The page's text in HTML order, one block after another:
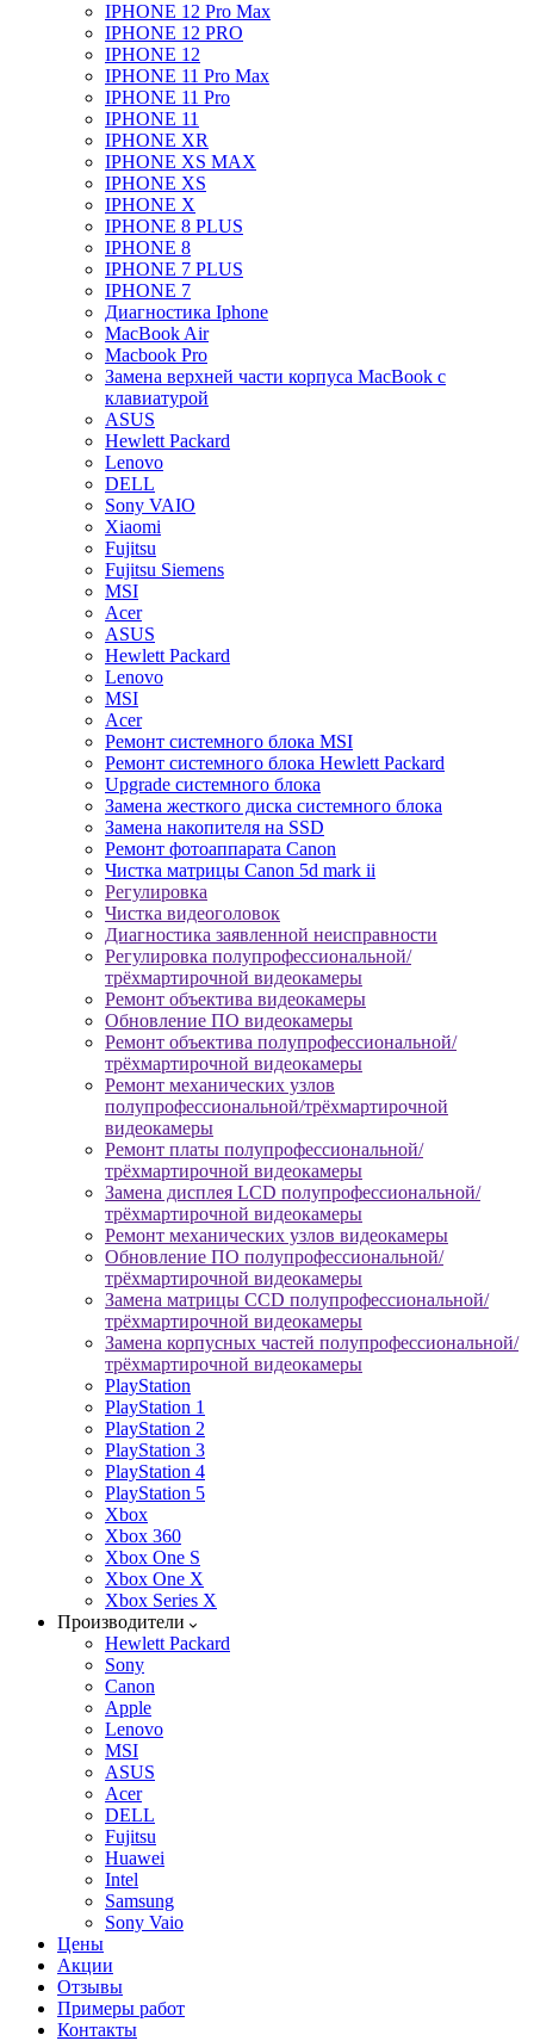
IPHONE 12 Pro Max
IPHONE 12 PRO
IPHONE 12
IPHONE 11 Pro Max
IPHONE 11 Pro
IPHONE 11
IPHONE XR
IPHONE XS MAX
IPHONE XS
IPHONE X
IPHONE 8 PLUS
IPHONE 8
IPHONE 7 PLUS
IPHONE 7
Диагностика Iphone
MacBook Air
Macbook Pro
Замена верхней части корпуса MacBook с
клавиатурой
ASUS
Hewlett Packard
Lenovo
DELL
Sony VAIO
Xiaomi
Fujitsu
Fujitsu Siemens
MSI
Acer
ASUS
Hewlett Packard
Lenovo
MSI
Acer
Ремонт системного блока MSI
Ремонт системного блока Hewlett Packard
Upgrade системного блока
Замена жесткого диска системного блока
Замена накопителя на SSD
Ремонт фотоаппарата Canon
Чистка матрицы Canon 5d mark ii
Регулировка
Чистка видеоголовок
Диагностика заявленной неисправности
Регулировка полупрофессиональной/
трёхмартирочной видеокамеры
Ремонт объектива видеокамеры
Обновление ПО видеокамеры
Ремонт объектива полупрофессиональной/
трёхмартирочной видеокамеры
Ремонт механических узлов
полупрофессиональной/трёхмартирочной
видеокамеры
Ремонт платы полупрофессиональной/
трёхмартирочной видеокамеры
Замена дисплея LCD полупрофессиональной/
трёхмартирочной видеокамеры
Ремонт механических узлов видеокамеры
Обновление ПО полупрофессиональной/
трёхмартирочной видеокамеры
Замена матрицы CCD полупрофессиональной/
трёхмартирочной видеокамеры
Замена корпусных частей полупрофессиональной/
трёхмартирочной видеокамеры
PlayStation
PlayStation 1
PlayStation 2
PlayStation 3
PlayStation 4
PlayStation 5
Xbox
Xbox 360
Xbox One S
Xbox One X
Xbox Series X
Производители
Hewlett Packard
Sony
Canon
Apple
Lenovo
MSI
ASUS
Acer
DELL
Fujitsu
Huawei
Intel
Samsung
Sony Vaio
Цены
Акции
Отзывы
Примеры работ
Контакты